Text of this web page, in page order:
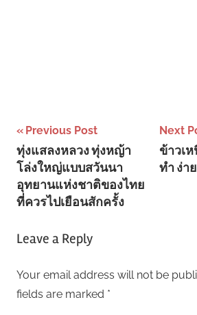
Post
navigation
Previous Post
ทุ่งแสลงหลวง ทุ่งหญ้า
โล่งใหญ่แบบสวันนา
อุทยานแห่งชาติของไทย
ที่ควรไปเยือนสักครั้ง
Next
ข้าวเ
ทำ ง่า
Leave a Reply
Your email address will not be
fields are marked *